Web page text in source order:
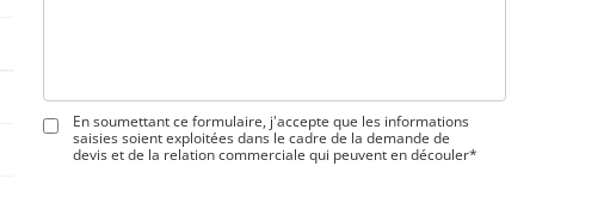
En soumettant ce formulaire, j'accepte que les informations
saisies soient exploitées dans le cadre de la demande de
devis et de la relation commerciale qui peuvent en découler*